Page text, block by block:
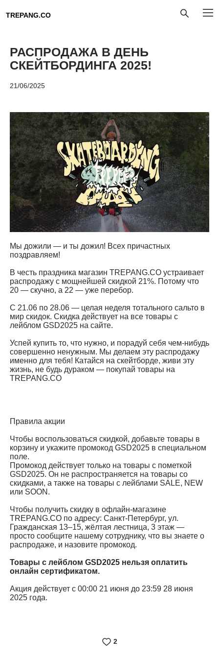
TREPANG.CO
21/06/2025
РАСПРОДАЖА В ДЕНЬ
СКЕЙТБОРДИНГА 2025!
Мы дожили — и ты дожил! Всех причастных
поздравляем!
В честь праздника магазин TREPANG.CO устраивает
распродажу с мощнейшей скидкой 21%. Потому что
20 — скучно, а 22 — уже перебор.
С 21.06 по 28.06 — целая неделя тотального сальто в
мир скидок. Скидка действует на все товары с
лейблом GSD2025 на сайте.
Успей купить то, что нужно, и порадуй себя чем-нибудь
совершенно ненужным. Мы делаем эту распродажу
именно для тебя! Катайся на скейтборде, живи эту
жизнь, не будь дураком — покупай товары на
TREPANG.CO
Правила акции
Чтобы воспользоваться скидкой, добавьте товары в
корзину и укажите промокод GSD2025 в специальном
поле.
Промокод действует только на товары с пометкой
GSD2025. Он не распространяется на товары со
скидками, а также на товары с лейблами SALE, NEW
или SOON.
Чтобы получить скидку в офлайн-магазине
TREPANG.CO по адресу: Санкт-Петербург, ул.
Гражданская 13–15, жёлтая лестница, 3 этаж —
просто сообщите нашему сотруднику, что вы знаете о
распродаже, и назовите промокод.
Товары с лейблом GSD2025 нельзя оплатить
онлайн сертификатом.
Акция действует с 00:00 21 июня до 23:59 28 июня
2025 года.
2